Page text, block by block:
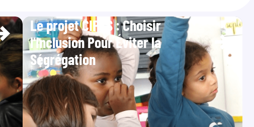
Le projet CIPES : Choisir
l'Inclusion Pour Éviter la
Ségrégation